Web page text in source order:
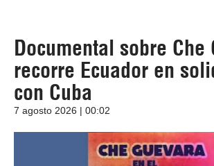
Documental sobre Che
recorre Ecuador en
con Cuba
7 agosto 2026 | 00:02